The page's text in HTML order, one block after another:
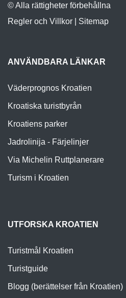
© Alla rättigheter förbehållna
Regler och Villkor
Sitemap
ANVÄNDBARA LÄNKAR
Väderprognos Kroatien
Kroatiska turistbyrån
Kroatiens parker
Jadrolinija - Färjelinjer
Via Michelin Ruttplanerare
Turism i Kroatien
UTFORSKA KROATIEN
Turistmål Kroatien
Turistguide
Blogg (berättelser från Kroatien)